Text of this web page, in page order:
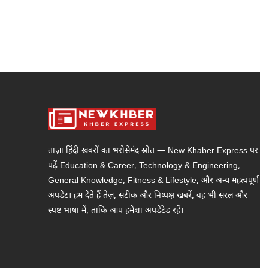
ताज़ा हिंदी खबरों का भरोसेमंद स्रोत — New Khaber Express पर
पढ़ें Education & Career, Technology & Engineering,
General Knowledge, Fitness & Lifestyle, और अन्य महत्वपूर्ण
अपडेट। हम देते हैं तेज़, सटीक और निष्पक्ष खबरें, वह भी सरल और
स्पष्ट भाषा में, ताकि आप हमेशा अपडेटेड रहें।